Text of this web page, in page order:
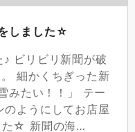
しました☆
ビリビリ新聞が破
細かくちぎった新
みたい！！」 テー
ようにしてお店屋
た☆ 新聞の海…